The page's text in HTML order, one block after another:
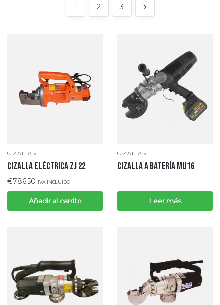
1 2 3
CIZALLAS
CIZALLA ELÉCTRICA ZJ 22
€786.50 IVA INCLUIDO
Añadir al carrito
CIZALLAS
CIZALLA A BATERÍA MU16
Leer más